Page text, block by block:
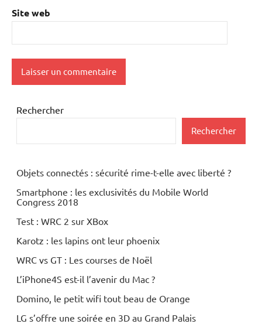
Site web
Rechercher
Rechercher
Objets connectés : sécurité rime-t-elle avec liberté ?
Smartphone : les exclusivités du Mobile World
Congress 2018
Test : WRC 2 sur XBox
Karotz : les lapins ont leur phoenix
WRC vs GT : Les courses de Noël
L’iPhone4S est-il l’avenir du Mac ?
Domino, le petit wifi tout beau de Orange
LG s’offre une soirée en 3D au Grand Palais